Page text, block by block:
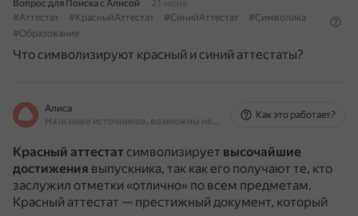
Вопрос для Поиска с Алисой
21 июня
#Аттестат
#КрасныйАттестат #СинийАттестат
#Символика
#Образование
Что символизируют красный и синий аттестаты?
Алиса
На основе источников, возможны неточности
Как это работает?
Красный аттестатсимволизирует высочайшие
достижения выпускника, так как его получают те, кто
заслужил отметки «отлично» по всем предметам.
Красный аттестат — престижный документ, который